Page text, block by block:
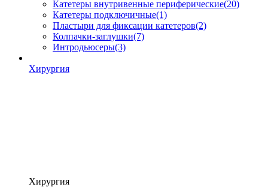
Катетеры внутривенные периферические(20)
Катетеры подключичные(1)
Пластыри для фиксации катетеров(2)
Колпачки-заглушки(7)
Интродьюсеры(3)
Хирургия
Хирургия